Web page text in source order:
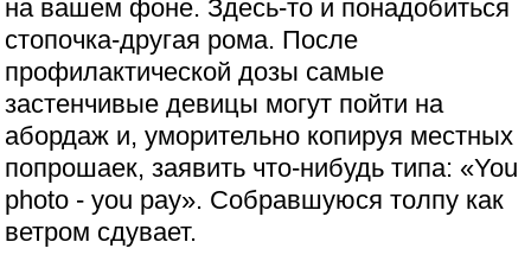
на вашем фоне. Здесь-то и понадобиться
стопочка-другая рома. После
профилактической дозы самые
застенчивые девицы могут пойти на
абордаж и, уморительно копируя местных
попрошаек, заявить что-нибудь типа: «You
photo - you pay». Собравшуюся толпу как
ветром сдувает.